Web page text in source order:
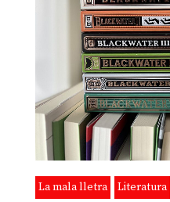
La mala lletra Literatura